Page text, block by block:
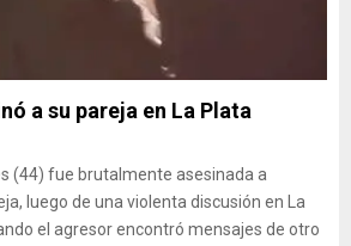
a su pareja en La Plata
(44) fue brutalmente asesinada a
luego de una violenta discusión en La
el agresor encontró mensajes de otro